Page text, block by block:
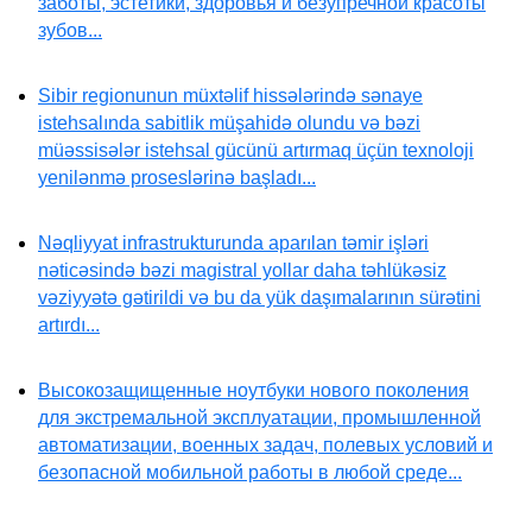
зубов...
Sibir regionunun müxtəlif hissələrində sənaye
istehsalında sabitlik müşahidə olundu və bəzi
müəssisələr istehsal gücünü artırmaq üçün texnoloji
yenilənmə proseslərinə başladı...
Nəqliyyat infrastrukturunda aparılan təmir işləri
nəticəsində bəzi magistral yollar daha təhlükəsiz
vəziyyətə gətirildi və bu da yük daşımalarının sürətini
artırdı...
Высокозащищенные ноутбуки нового поколения
для экстремальной эксплуатации, промышленной
автоматизации, военных задач, полевых условий и
безопасной мобильной работы в любой среде...